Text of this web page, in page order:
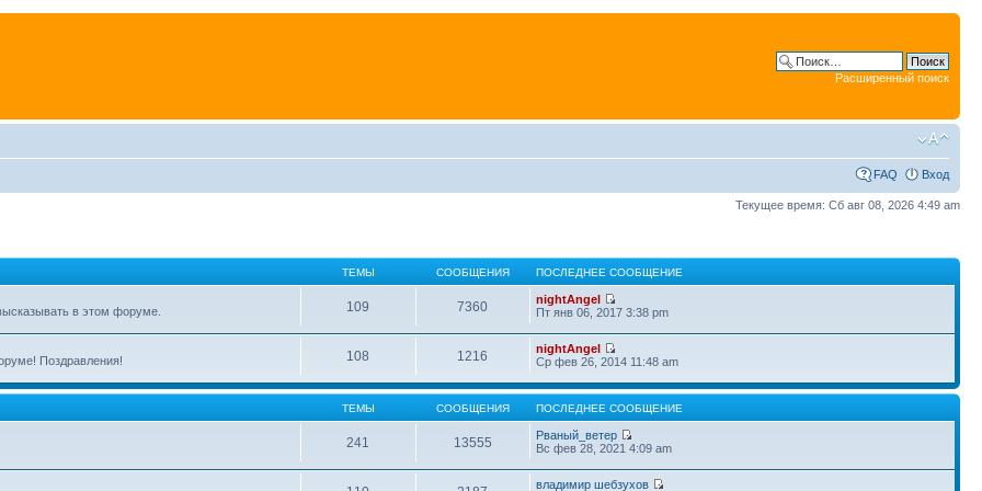
Расширенный поиск
FAQ Вход
Текущее время: Сб авг 08, 2026 4:49 am
ТЕМЫ СООБЩЕНИЯ ПОСЛЕДНЕЕ СООБЩЕНИЕ
в этом форуме. 109 7360
nightAngel
Пт янв 06, 2017 3:38 pm
Поздравления! 108 1216
nightAngel
Ср фев 26, 2014 11:48 am
ТЕМЫ СООБЩЕНИЯ ПОСЛЕДНЕЕ СООБЩЕНИЕ
241 13555
Рваный_ветер
Вс фев 28, 2021 4:09 am
владимир шебзухов